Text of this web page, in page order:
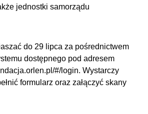
jednostki samorządu
do 29 lipca za pośrednictwem
dostępnego pod adresem
#/login. Wystarczy
formularz oraz załączyć skany